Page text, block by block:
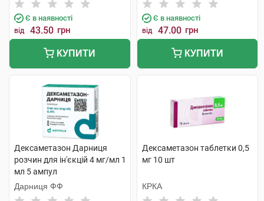
Є в наявності
від 43.50 грн
КУПИТИ
Є в наявності
від 47.00 грн
КУПИТИ
Дексаметазон Дарниця
розчин для ін'єкцій 4 мг/мл 1
мл 5 ампул
Дарниця ФФ
Дексаметазон таблетки 0,5
мг 10 шт
КРКА